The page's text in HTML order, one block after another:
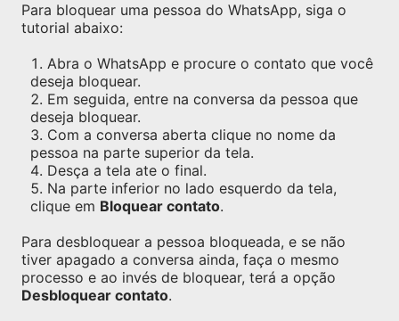
Para bloquear uma pessoa do WhatsApp, siga o
tutorial abaixo:
Abra o WhatsApp e procure o contato que você
deseja bloquear.
Em seguida, entre na conversa da pessoa que
deseja bloquear.
Com a conversa aberta clique no nome da
pessoa na parte superior da tela.
Desça a tela ate o final.
Na parte inferior no lado esquerdo da tela,
clique em Bloquear contato.
Para desbloquear a pessoa bloqueada, e se não
tiver apagado a conversa ainda, faça o mesmo
processo e ao invés de bloquear, terá a opção
Desbloquear contato.